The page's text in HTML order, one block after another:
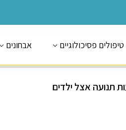
טיפולים פסיכולוגיים אבחונים
תנועה אצל ילדים